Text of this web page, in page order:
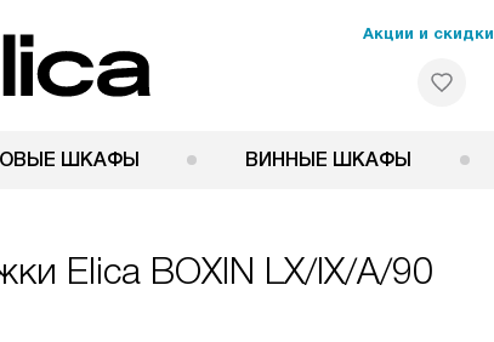
Акции и скидки
ШКАФЫ ВИННЫЕ ШКАФЫ
Elica BOXIN LX/IX/A/90